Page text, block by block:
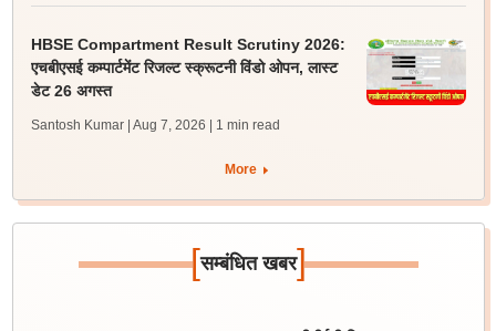
HBSE Compartment Result Scrutiny 2026:
एचबीएसई कम्पार्टमेंट रिजल्ट स्क्रूटनी विंडो ओपन, लास्ट
डेट 26 अगस्त
Santosh Kumar | Aug 7, 2026 | 1 min read
More
[सम्बंधित खबर]